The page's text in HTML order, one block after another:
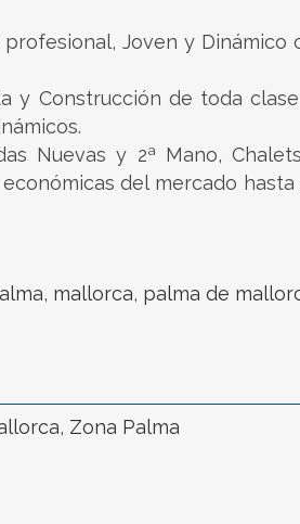
Joven y Dinámico
y Construcción de toda
Nuevas y 2ª Mano,
del mercado
, mallorca, palma de
, Zona Palma